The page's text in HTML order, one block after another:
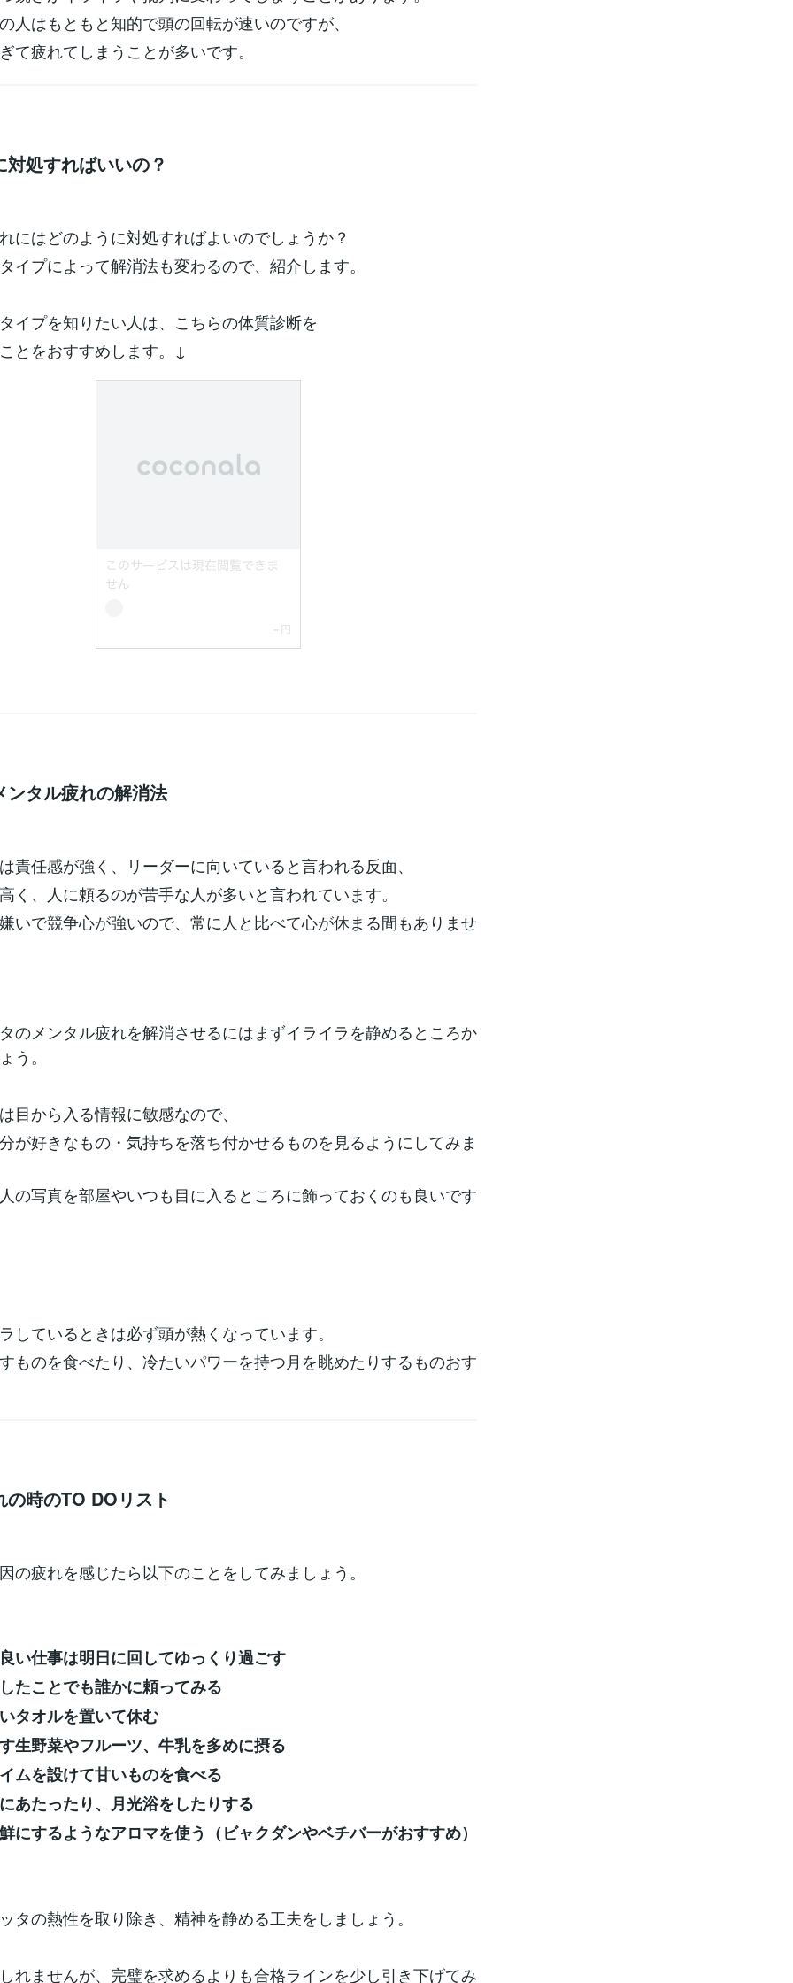
人はもともと知的で頭の回転が速いのですが、
て疲れてしまうことが多いです。
対処すればいいの？
にはどのように対処すればよいのでしょうか？
イプによって解消法も変わるので、紹介します。
イプを知りたい人は、こちらの体質診断を
とをおすすめします。↓
ンタル疲れの解消法
責任感が強く、リーダーに向いていると言われる反面、
く、人に頼るのが苦手な人が多いと言われています。
いで競争心が強いので、常に人と比べて心が休まる間もありませ
のメンタル疲れを解消させるにはまずイライラを静めるところか
う。
目から入る情報に敏感なので、
が好きなもの・気持ちを落ち付かせるものを見るようにしてみま
の写真を部屋やいつも目に入るところに飾っておくのも良いです
しているときは必ず頭が熱くなっています。
ものを食べたり、冷たいパワーを持つ月を眺めたりするものおす
の時のTO DOリスト
の疲れを感じたら以下のことをしてみましょう。
い仕事は明日に回してゆっくり過ごす
たことでも誰かに頼ってみる
タオルを置いて休む
生野菜やフルーツ、牛乳を多めに摂る
ムを設けて甘いものを食べる
あたったり、月光浴をしたりする
にするようなアロマを使う（ビャクダンやベチバーがおすすめ）
タの熱性を取り除き、精神を静める工夫をしましょう。
れませんが、完璧を求めるよりも合格ラインを少し引き下げてみ